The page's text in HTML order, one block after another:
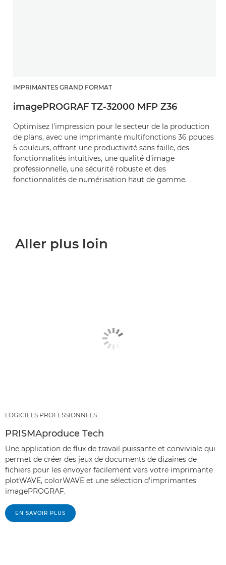
IMPRIMANTES GRAND FORMAT
imagePROGRAF TZ-32000 MFP Z36
Optimisez l'impression pour le secteur de la production
de plans, avec une imprimante multifonctions 36 pouces
5 couleurs, offrant une productivité sans faille, des
fonctionnalités intuitives, une qualité d'image
professionnelle, une sécurité robuste et des
fonctionnalités de numérisation haut de gamme.
Aller plus loin
LOGICIELS PROFESSIONNELS
PRISMAproduce Tech
Une application de flux de travail puissante et conviviale qui
permet de créer des jeux de documents de dizaines de
fichiers pour les envoyer facilement vers votre imprimante
plotWAVE, colorWAVE et une sélection d'imprimantes
imagePROGRAF.
EN SAVOIR PLUS